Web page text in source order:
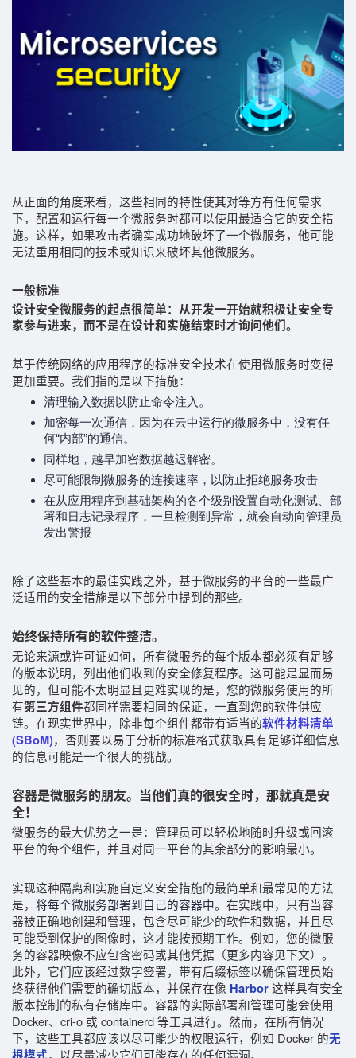
从正面的角度来看，这些相同的特性使其对等方有任何需求
下，配置和运行每一个微服务时都可以使用最适合它的安全措
施。这样， 如果攻击者确实成功地破坏了一个微服务，他可能
无法重用相同的技术或知识来破坏其他微服务。
一般标准
设计安全微服务的起点很简单：从开发一开始就积极让安全专
家参与进来，而不是在设计和实施结束时才询问他们。
基于传统网络的应用程序的标准安全技术在使用微服务时变得
更加重要。我们指的是以下措施：
清理输入数据以防止命令注入。
加密每一次通信，因为在云中运行的微服务中，没有任
何“内部”的通信。
同样地，越早加密数据越迟解密。
尽可能限制微服务的连接速率，以防止拒绝服务攻击
在从应用程序到基础架构的各个级别设置自动化测试、部
署和日志记录程序，一旦检测到异常，就会自动向管理员
发出警报
除了这些基本的最佳实践之外，基于微服务的平台的一些最广
泛适用的安全措施是以下部分中提到的那些。
始终保持所有的软件整洁。
无论来源或许可证如何，所有微服务的每个版本都必须有足够
的版本说明，列出他们收到的安全修复程序。这可能是显而易
见的，但可能不太明显且更难实现的是，您的微服务使用的所
有第三方组件都同样需要相同的保证，一直到您的软件供应
链。在现实世界中，除非每个组件都带有适当的软件材料清单
(SBoM)，否则要以易于分析的标准格式获取具有足够详细信息
的信息可能是一个很大的挑战。
容器是微服务的朋友。当他们真的很安全时，那就真是安
全！
微服务的最大优势之一是：管理员可以轻松地随时升级或回滚
平台的每个组件，并且对同一平台的其余部分的影响最小。
实现这种隔离和实施自定义安全措施的最简单和最常见的方法
是， 将每个微服务部署到自己的容器中。在实践中，只有当容
器被正确地创建和管理，包含尽可能少的软件和数据，并且尽
可能受到保护的图像时，这才能按预期工作。例如，您的微服
务的容器映像不应包含密码或其他凭据（更多内容见下文）。
此外，它们应该经过数字签署，带有后缀标签以确保管理员始
终获得他们需要的确切版本，并保存在像 Harbor这样具有安全
版本控制的私有存储库中。容器的实际部署和管理可能会使用
Docker、cri-o 或 containerd 等工具进行。然而，在所有情况
下，这些工具都应该以尽可能少的权限运行，例如 Docker 的无
，以尽量减少它们可能存在的任何漏洞。